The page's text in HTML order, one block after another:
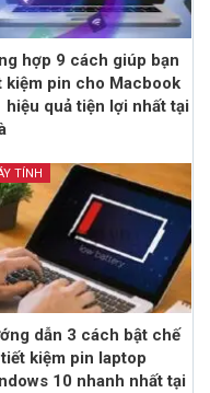
hợp 9 cách giúp bạn
kiệm pin cho Macbook
hiệu quả tiện lợi nhất tại
TÍNH
dẫn 3 cách bật chế
kiệm pin laptop
10 nhanh nhất tại